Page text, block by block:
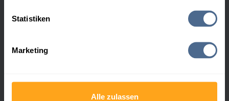
Statistiken
Marketing
Alle zulassen
Heizöl Premium schwefelfrei